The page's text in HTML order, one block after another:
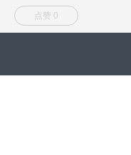
点赞 0